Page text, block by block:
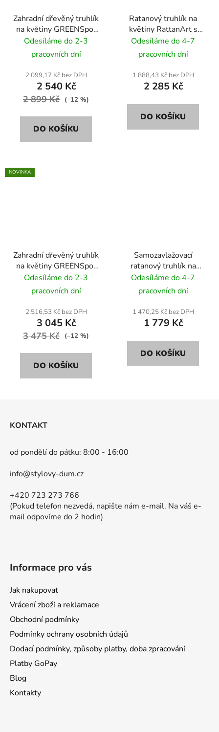
Zahradní dřevěný truhlík
na květiny GREENSpot
Excellent 40x40 cm -
tmavý palisandr
Odesíláme do 2-3
pracovních dní
2 099,17 Kč bez DPH
2 540 Kč
2 899 Kč (–12 %)
DO KOŠÍKU
Ratanový truhlík na
květiny RattanArt s
podstavcem 46x46x46
RD18 béžový
Odesíláme do 4-7
pracovních dní
1 888,43 Kč bez DPH
2 285 Kč
DO KOŠÍKU
NOVINKA
Zahradní dřevěný truhlík
na květiny GREENSpot
Excellent 80x40 cm -
přírodní dřevo
Odesíláme do 2-3
pracovních dní
2 516,53 Kč bez DPH
3 045 Kč
3 475 Kč (–12 %)
DO KOŠÍKU
Samozavlažovací
ratanový truhlík na
květiny RattanArt
95x30x43 RD08 barva
Odesíláme do 4-7
pracovních dní
1 470,25 Kč bez DPH
1 779 Kč
DO KOŠÍKU
KONTAKT
od pondělí do pátku: 8:00 - 16:00
info@stylovy-dum.cz
+420 723 273 766
(Pokud telefon nezvedá, napište nám e-mail. Na váš e-
mail odpovíme do 2 hodin)
Informace pro vás
Jak nakupovat
Vrácení zboží a reklamace
Obchodní podmínky
Podmínky ochrany osobních údajů
Dodací podmínky, způsoby platby, doba zpracování
Platby GoPay
Blog
Kontakty